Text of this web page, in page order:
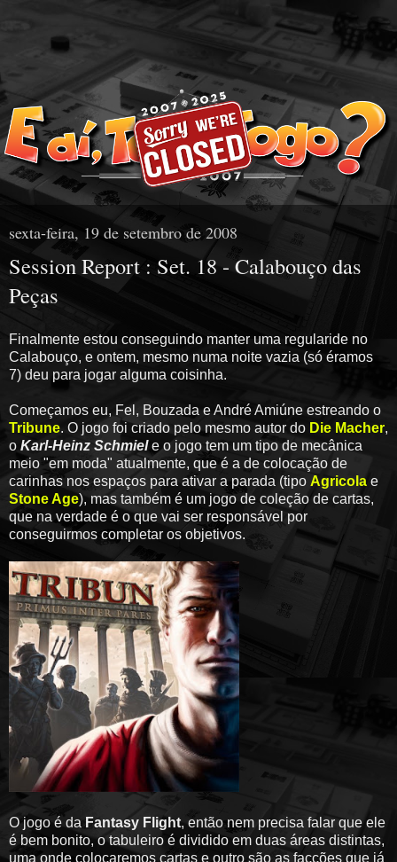
sexta-feira, 19 de setembro de 2008
Session Report : Set. 18 - Calabouço das
Peças
Finalmente estou conseguindo manter uma regularide no
Calabouço, e ontem, mesmo numa noite vazia (só éramos
7) deu para jogar alguma coisinha.
Começamos eu, Fel, Bouzada e André Amiúne estreando o
Tribune. O jogo foi criado pelo mesmo autor do Die Macher,
o Karl-Heinz Schmiele o jogo tem um tipo de mecânica
meio "em moda" atualmente, que é a de colocação de
carinhas nos espaços para ativar a parada (tipo Agricola e
Stone Age), mas também é um jogo de coleção de cartas,
que na verdade é o que vai ser responsável por
conseguirmos completar os objetivos.
O jogo é da Fantasy Flight, então nem precisa falar que ele
é bem bonito, o tabuleiro é dividido em duas áreas distintas,
uma onde colocaremos cartas e outro são as facções que já